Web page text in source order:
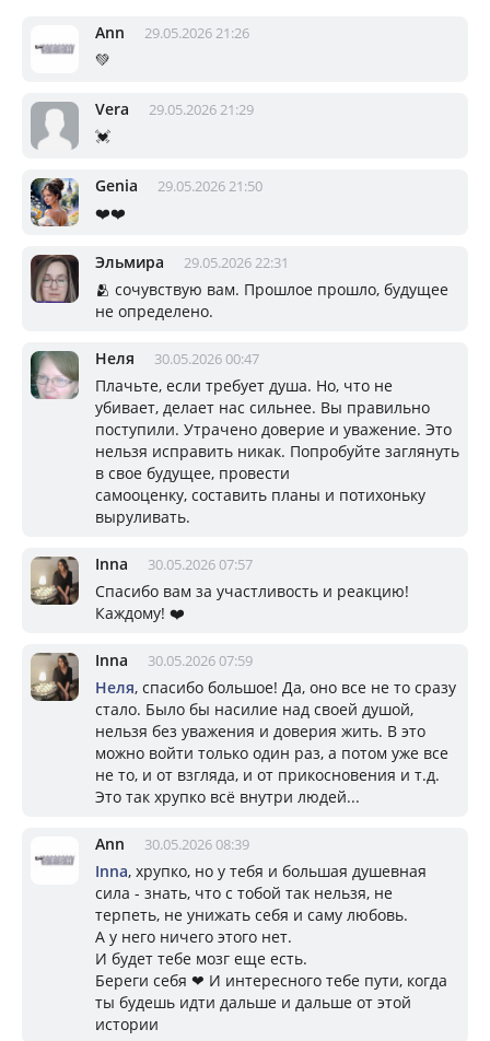
Ann 29.05.2026 21:26
💚
Vera 29.05.2026 21:29
💓
Genia 29.05.2026 21:50
❤️❤️
Эльмира 29.05.2026 22:31
🫂 сочувствую вам. Прошлое прошло, будущее
не определено.
Неля 30.05.2026 00:47
Плачьте, если требует душа. Но, что не
убивает, делает нас сильнее. Вы правильно
поступили. Утрачено доверие и уважение. Это
нельзя исправить никак. Попробуйте заглянуть
в свое будущее, провести
самооценку, составить планы и потихоньку
выруливать.
Inna 30.05.2026 07:57
Спасибо вам за участливость и реакцию!
Каждому! ❤️
Inna 30.05.2026 07:59
Неля, спасибо большое! Да, оно все не то сразу
стало. Было бы насилие над своей душой,
нельзя без уважения и доверия жить. В это
можно войти только один раз, а потом уже все
не то, и от взгляда, и от прикосновения и т.д.
Это так хрупко всё внутри людей...
Ann 30.05.2026 08:39
Inna, хрупко, но у тебя и большая душевная
сила - знать, что с тобой так нельзя, не
терпеть, не унижать себя и саму любовь.
А у него ничего этого нет.
И будет тебе мозг еще есть.
Береги себя ❤ И интересного тебе пути, когда
ты будешь идти дальше и дальше от этой
истории